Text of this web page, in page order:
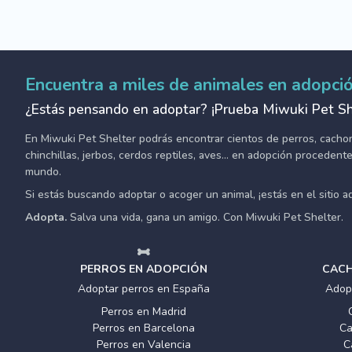
Encuentra a miles de animales en
¿Estás pensando en adoptar? ¡Prueba Miwuki Pet
En Miwuki Pet Shelter podrás encontrar cientos de perros,
chinchillas, jerbos, cerdos reptiles, aves... en adopción
mundo.
Si estás buscando adoptar o acoger un animal, ¡estás en el sitio
Adopta. Salva una vida, gana un amigo. Con Miwuki Pet Shelter.
PERROS EN ADOPCIÓN
Adoptar perros en España
Perros en Madrid
Perros en Barcelona
Perros en Valencia